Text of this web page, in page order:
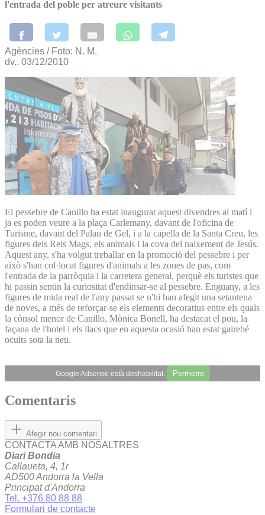
l'entrada del poble per atreure visitants
Agències / Foto: N. M.
dv., 03/12/2010
El pessebre de Canillo ha estat inaugurat aquest divendres al matí i
ja es poden veure a la plaça Carlemany, davant de l'oficina de
Turisme, davant del Palau de Gel, i a la capella de la Santa Creu, les
figures dels Reis Mags, els animals i la cova del naixement de Jesús.
Aquest any, s'ha volgut treballar en la promoció del pessebre i per
això s'han col·locat figures d'animals a les zones de pas, com
l'entrada de la parròquia i la carretera general, perquè els turistes que
hi passin sentin la curiositat d'endinsar-se al pessebre. Enguany, a les
figures de mida real de l'any passat se n'hi han afegit una setantena
de noves, a més de reforçar-se els elements decoratius entre els quals
la cònsol menor de Canillo, Mònica Bonell, ha destacat el pou, la
façana de l'hotel i els llacs que en aquesta ocasió han estat gairebé
ocults sota la neu.
Google Adsense està deshabilitat. Permetre
Comentaris
Afegir nou comentari
CONTACTA AMB NOSALTRES
Diari Bondia
Callaueta, 4, 1r
AD500 Andorra la Vella
Principat d'Andorra
Tel. +376 80 88 88
Formulari de contacte